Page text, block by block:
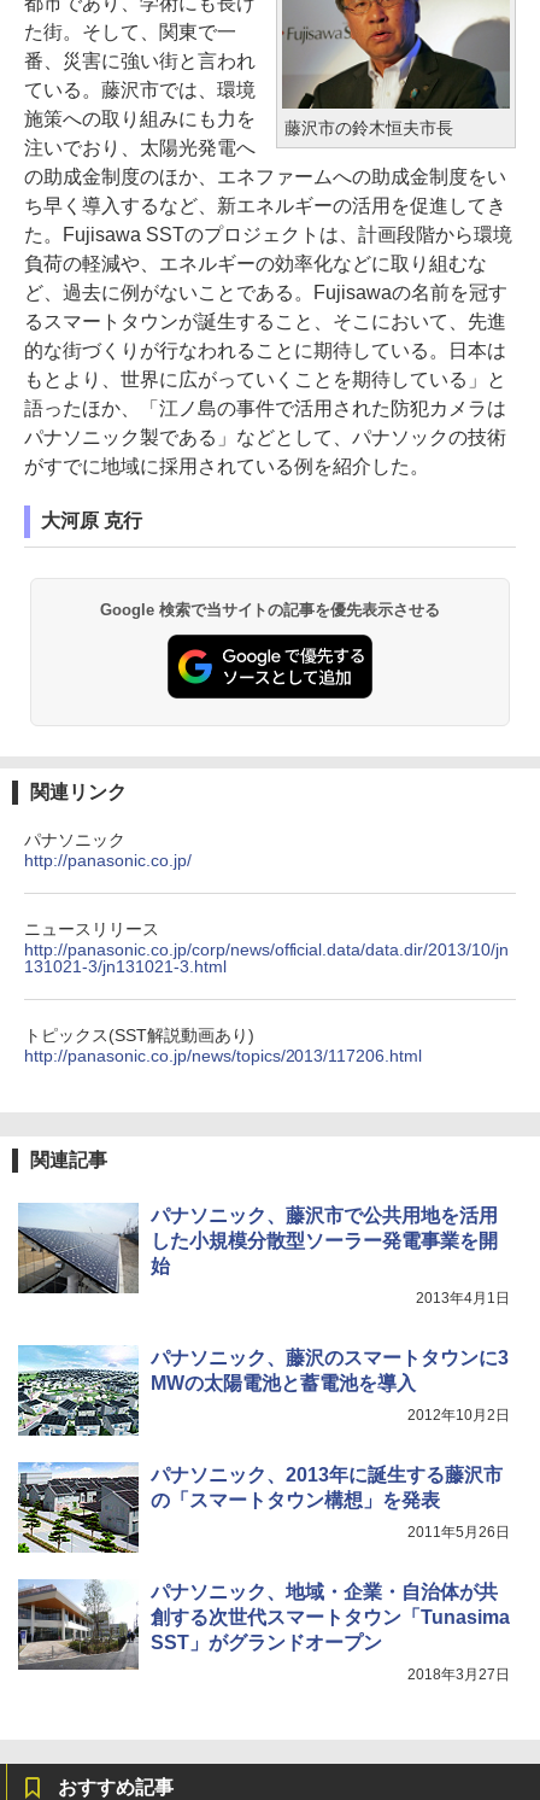
藤沢市の鈴木恒夫市長
た街。そして、関東で一
番、災害に強い街と言われ
ている。藤沢市では、環境
施策への取り組みにも力を
注いでおり、太陽光発電へ
の助成金制度のほか、エネファームへの助成金制度をい
ち早く導入するなど、新エネルギーの活用を促進してき
た。Fujisawa SSTのプロジェクトは、計画段階から環境
負荷の軽減や、エネルギーの効率化などに取り組むな
ど、過去に例がないことである。Fujisawaの名前を冠す
るスマートタウンが誕生すること、そこにおいて、先進
的な街づくりが行なわれることに期待している。日本は
もとより、世界に広がっていくことを期待している」と
語ったほか、「江ノ島の事件で活用された防犯カメラは
パナソニック製である」などとして、パナソックの技術
がすでに地域に採用されている例を紹介した。
大河原 克行
Google 検索で当サイトの記事を優先表示させる
関連リンク
パナソニック
http://panasonic.co.jp/
ニュースリリース
http://panasonic.co.jp/corp/news/official.data/data.dir/2013/10/jn
131021-3/jn131021-3.html
トピックス(SST解説動画あり)
http://panasonic.co.jp/news/topics/2013/117206.html
関連記事
パナソニック、藤沢市で公共用地を活用
した小規模分散型ソーラー発電事業を開
始
2013年4月1日
パナソニック、藤沢のスマートタウンに3
MWの太陽電池と蓄電池を導入
2012年10月2日
パナソニック、2013年に誕生する藤沢市
の「スマートタウン構想」を発表
2011年5月26日
パナソニック、地域・企業・自治体が共
創する次世代スマートタウン「Tunasima
SST」がグランドオープン
2018年3月27日
おすすめ記事